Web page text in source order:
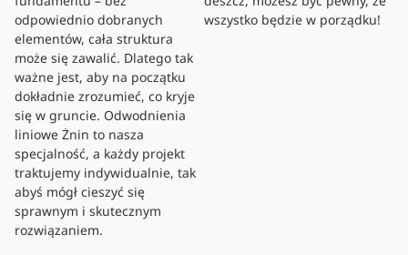
odpowiednio dobranych
elementów, cała struktura
może się zawalić. Dlatego tak
ważne jest, aby na początku
dokładnie zrozumieć, co kryje
się w gruncie. Odwodnienia
liniowe Żnin to nasza
specjalność, a każdy projekt
traktujemy indywidualnie, tak
abyś mógł cieszyć się
sprawnym i skutecznym
rozwiązaniem.
wszystko będzie w porządku!